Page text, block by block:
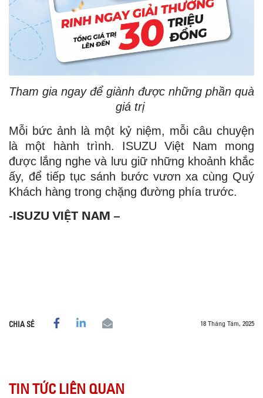
Tham gia ngay để giành được những phần quà
giá trị
Mỗi bức ảnh là một kỷ niệm, mỗi câu chuyện
là một hành trình. ISUZU Việt Nam mong
được lắng nghe và lưu giữ những khoảnh khắc
ấy, để tiếp tục sánh bước vươn xa cùng Quý
Khách hàng trong chặng đường phía trước.
-ISUZU VIỆT NAM –
CHIA SẺ 18 Tháng Tám, 2025
TIN TỨC LIÊN QUAN